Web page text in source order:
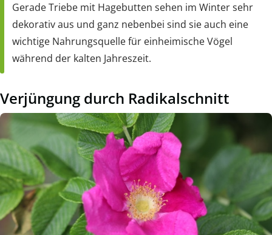
Gerade Triebe mit Hagebutten sehen im Winter sehr
dekorativ aus und ganz nebenbei sind sie auch eine
wichtige Nahrungsquelle für einheimische Vögel
während der kalten Jahreszeit.
Verjüngung durch Radikalschnitt